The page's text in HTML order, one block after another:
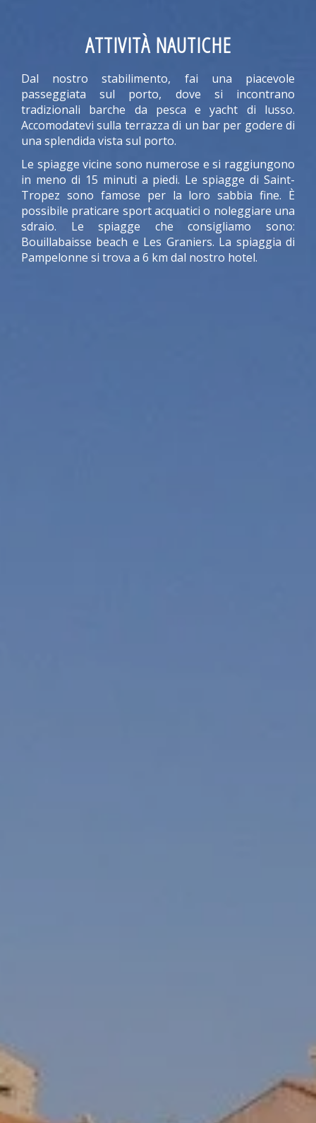
ATTIVITÀ NAUTICHE
Dal nostro stabilimento, fai una piacevole
passeggiata sul porto, dove si incontrano
tradizionali barche da pesca e yacht di lusso.
Accomodatevi sulla terrazza di un bar per godere di
una splendida vista sul porto.
Le spiagge vicine sono numerose e si raggiungono
in meno di 15 minuti a piedi. Le spiagge di Saint-
Tropez sono famose per la loro sabbia fine. È
possibile praticare sport acquatici o noleggiare una
sdraio. Le spiagge che consigliamo sono:
Bouillabaisse beach e Les Graniers. La spiaggia di
Pampelonne si trova a 6 km dal nostro hotel.